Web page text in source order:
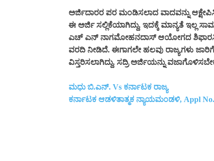
ಅರ್ಜಿದಾರರ ಪರ ಮಂಡಿಸಲಾದ ವಾದವನ್ನು
ಈ ಅರ್ಜಿ ಸಲ್ಲಿಕೆಯಾಗಿದ್ದು, ಇದಕ್ಕೆ ಮಾನ್ಯತೆ ಇಲ್ಲ
ಎಚ್ ಎನ್ ನಾಗಮೋಹನದಾಸ್ ಆಯೋಗದ
ವರದಿ ನೀಡಿದೆ. ಈಗಾಗಲೇ ಹಲವು ರಾಜ್ಯಗಳು
ವಿಸ್ತರಿಸಲಾಗಿದ್ದು, ಸದ್ರಿ ಅರ್ಜಿಯನ್ನು
ಮಧು ಬಿ.ಎನ್. Vs ಕರ್ನಾಟಕ ರಾಜ್ಯ
ಕರ್ನಾಟಕ ಆಡಳಿತಾತ್ಮಕ ನ್ಯಾಯಮಂಡಳಿ, Appl No.